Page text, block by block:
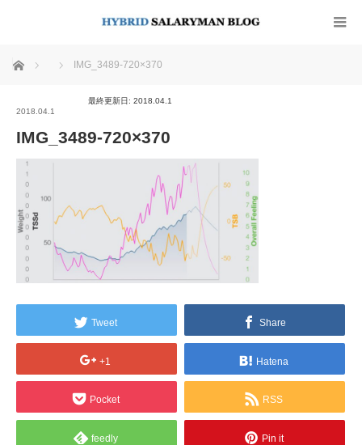
ホーム IMG_3489-720×370
2018.04.1
最終更新日: 2018.04.1
IMG_3489-720×370
Tweet Share
+1 Hatena
Pocket RSS
feedly Pin it